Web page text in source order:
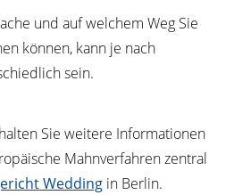
und auf welchem Weg Sie
können, kann je nach
sein.
Sie weitere Informationen
Mahnverfahren zentral
Wedding in Berlin.